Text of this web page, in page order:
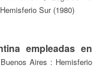
Sur (1980)
empleadas en
Aires : Hemisferio